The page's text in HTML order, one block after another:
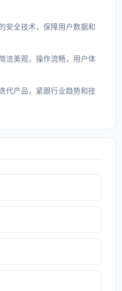
安全技术，保障用户数据和
洁美观，操作流畅，用户体
代产品，紧跟行业趋势和技